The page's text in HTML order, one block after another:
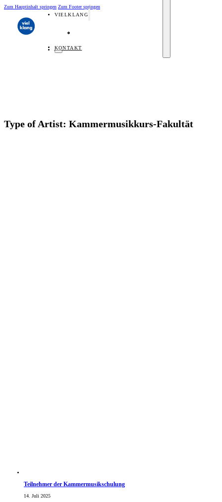
Zum Hauptinhalt springen Zum Footer springen
VIELKLANG
KONTAKT
Type of Artist: Kammermusikkurs-Fakultät
Teilnehmer der Kammermusikschulung
14. Juli 2025